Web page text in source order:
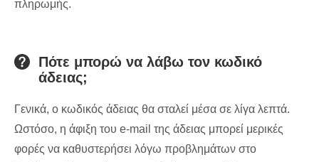
πληρωμής.
Πότε μπορώ να λάβω τον κωδικό
άδειας;
Γενικά, ο κωδικός άδειας θα σταλεί μέσα σε λίγα λεπτά.
Ωστόσο, η άφιξη του e-mail της άδειας μπορεί μερικές
φορές να καθυστερήσει λόγω προβλημάτων στο